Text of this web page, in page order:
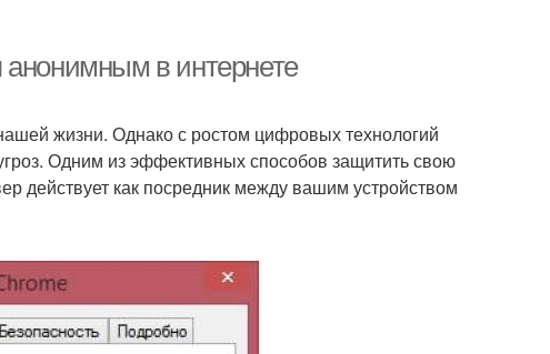
анонимным в интернете
жизни. Однако с ростом цифровых технологий
Одним из эффективных способов защитить свою
действует как посредник между вашим устройством